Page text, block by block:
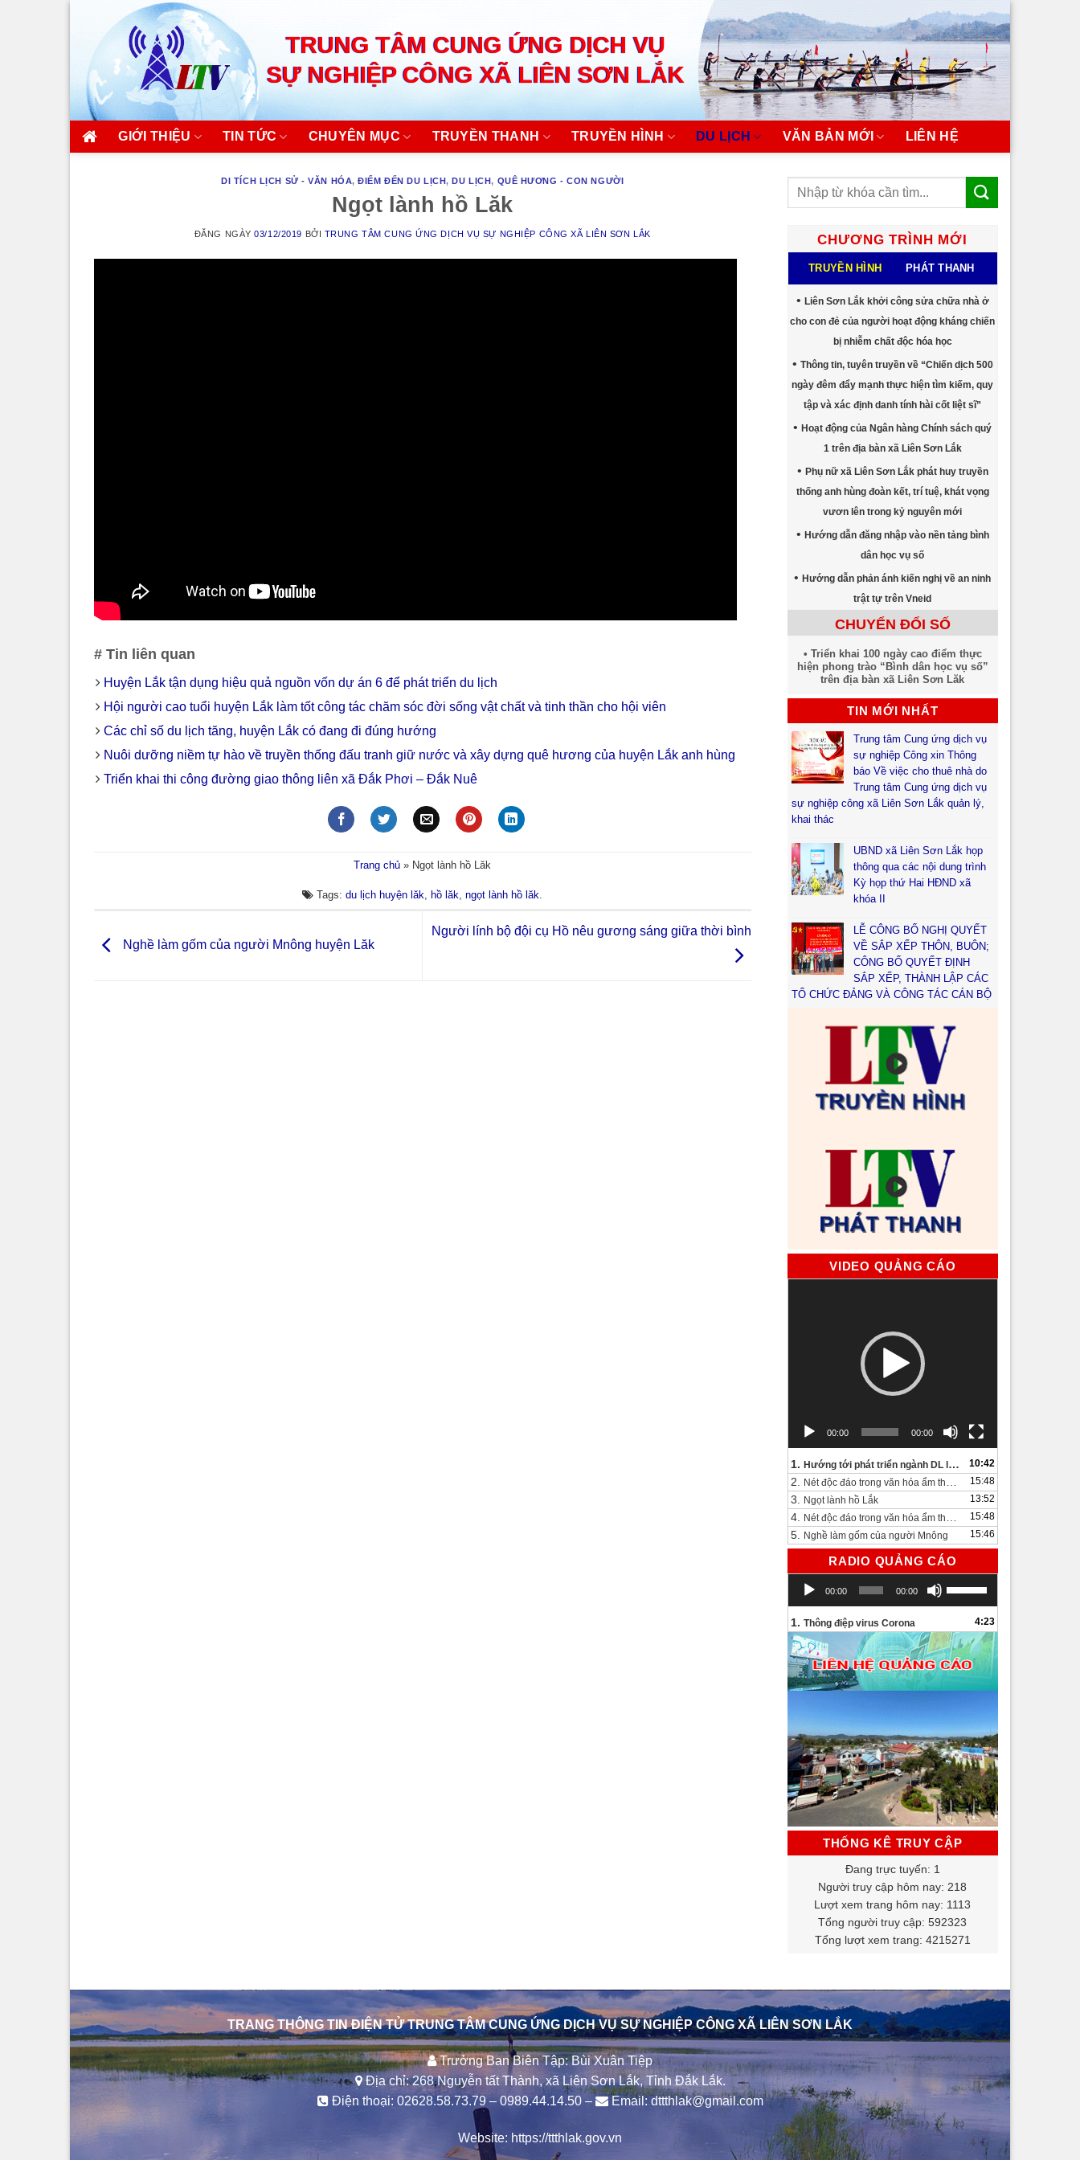
content
TRUNG TÂM CUNG ỨNG DỊCH VỤ
SỰ NGHIỆP CÔNG XÃ LIÊN SƠN LẮK
GIỚI THIỆU TIN TỨC CHUYÊN MỤC TRUYỀN THANH TRUYỀN HÌNH DU LỊCH VĂN BẢN MỚI LIÊN HỆ
DI TÍCH LỊCH SỬ - VĂN HÓA,ĐIỂM ĐẾN DU LỊCH,DU LỊCH, QUÊ HƯƠNG - CON NGƯỜI
Ngọt lành hồ Lăk
ĐĂNG NGÀY03/12/2019 BỞI TRUNG TÂM CUNG ỨNG DỊCH VỤ SỰ NGHIỆP CÔNG XÃ LIÊN SƠN LẮK
# Tin liên quan
Huyện Lắk tận dụng hiệu quả nguồn vốn dự án 6 để phát triển du lịch
Hội người cao tuổi huyện Lắk làm tốt công tác chăm sóc đời sống vật chất và tinh thần cho hội viên
Các chỉ số du lịch tăng, huyện Lắk có đang đi đúng hướng
Nuôi dưỡng niềm tự hào về truyền thống đấu tranh giữ nước và xây dựng quê hương của huyện Lắk anh hùng
Triển khai thi công đường giao thông liên xã Đắk Phơi – Đắk Nuê
Trang chủ » Ngọt lành hồ Lăk
Tags:du lịch huyện lăk hồ lăk ,ngọt lành hồ lăk
Nghề làm gốm của người Mnông huyện Lăk
Người lính bộ đội cụ Hồ nêu gương sáng giữa thời bình
CHƯƠNG TRÌNH MỚI
TRUYỀN HÌNH PHÁT THANH
Liên Sơn Lắk khởi công sửa chữa nhà ở
cho con đẻ của người hoạt động kháng chiến
bị nhiễm chất độc hóa học
Thông tin, tuyên truyền về “Chiến dịch 500
ngày đêm đẩy mạnh thực hiện tìm kiếm, quy
tập và xác định danh tính hài cốt liệt sĩ”
Hoạt động của Ngân hàng Chính sách quý
1 trên địa bàn xã Liên Sơn Lắk
Phụ nữ xã Liên Sơn Lắk phát huy truyền
thống anh hùng đoàn kết, trí tuệ, khát vọng
vươn lên trong kỷ nguyên mới
Hướng dẫn đăng nhập vào nền tảng bình
dân học vụ số
Hướng dẫn phản ánh kiến nghị về an ninh
trật tự trên Vneid
CHUYỂN ĐỔI SỐ
Triển khai 100 ngày cao điểm thực
hiện phong trào “Bình dân học vụ số”
trên địa bàn xã Liên Sơn Lăk
TIN MỚI NHẤT
Trung tâm Cung ứng dịch vụ
sự nghiệp Công xin Thông
báo Về việc cho thuê nhà do
Trung tâm Cung ứng dịch vụ
sự nghiệp công xã Liên Sơn Lắk quản lý,
khai thác
UBND xã Liên Sơn Lắk họp
thông qua các nội dung trình
Kỳ họp thứ Hai HĐND xã
khóa II
LỄ CÔNG BỐ NGHỊ QUYẾT
VỀ SẮP XẾP THÔN, BUÔN;
CÔNG BỐ QUYẾT ĐỊNH
SẮP XẾP, THÀNH LẬP CÁC
TỔ CHỨC ĐẢNG VÀ CÔNG TÁC CÁN BỘ
VIDEO QUẢNG CÁO
00:00 00:00
1. Hướng tới phát triển ngành DL lâu dài và bền vững 10:42
2. Nét độc đáo trong văn hóa ẩm thực bên bờ hồ Lắk. 15:48
3. Ngọt lành hồ Lắk 13:52
4. Nét độc đáo trong văn hóa ẩm thực bên bờ hồ Lắk 15:48
5. Nghề làm gốm của người Mnông 15:46
RADIO QUẢNG CÁO
Trình
chơi
00:00 00:00
phím
mũi
tên
Lên/Xuống
tăng
hoặc
giảm
âm
lượng.
1. Thông điệp virus Corona 4:23
THỐNG KÊ TRUY CẬP
Đang trực tuyến: 1
Người truy cập hôm nay: 218
Lượt xem trang hôm nay: 1113
Tổng người truy cập: 592323
Tổng lượt xem trang: 4215271
TRANG THÔNG TIN ĐIỆN TỬ TRUNG TÂM CUNG ỨNG DỊCH VỤ SỰ NGHIỆP CÔNG XÃ LIÊN SƠN LẮK
Trưởng Ban Biên Tập: Bùi Xuân Tiệp
Địa chỉ: 268 Nguyễn tất Thành, xã Liên Sơn Lắk, Tỉnh Đắk Lắk.
Điện thoại: 02628.58.73.79– 0989.44.14.50– Email:dttthlak@gmail.com
Website: https://ttthlak.gov.vn